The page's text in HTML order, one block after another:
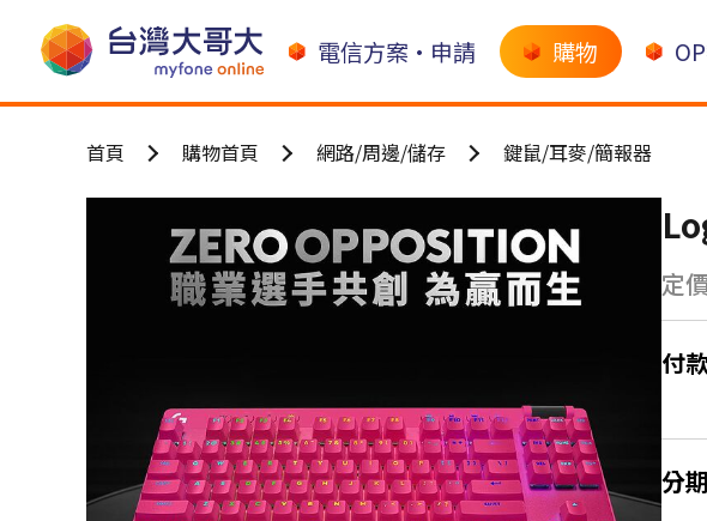
電信方案•申請 購物
首頁 購物首頁 網路/周邊/儲存 鍵鼠/耳麥/簡報器
定價
付
分